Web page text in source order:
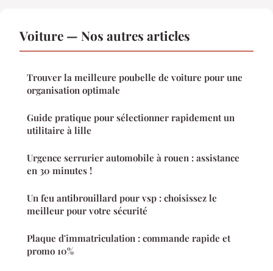
Voiture — Nos autres articles
Trouver la meilleure poubelle de voiture pour une
organisation optimale
Guide pratique pour sélectionner rapidement un
utilitaire à lille
Urgence serrurier automobile à rouen : assistance
en 30 minutes !
Un feu antibrouillard pour vsp : choisissez le
meilleur pour votre sécurité
Plaque d'immatriculation : commande rapide et
promo 10%